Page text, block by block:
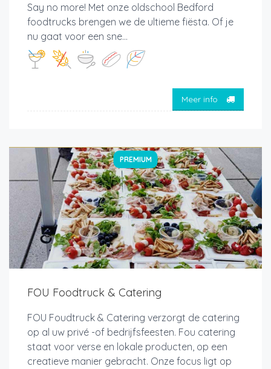
Say no more! Met onze oldschool Bedford
foodtrucks brengen we de ultieme fiësta. Of je
nu gaat voor een sne...
Meer info
PREMIUM
FOU Foodtruck & Catering
FOU Foudtruck & Catering verzorgt de catering
op al uw privé -of bedrijfsfeesten. Fou catering
staat voor verse en lokale producten, op een
creatieve manier gebracht. Onze focus ligt op